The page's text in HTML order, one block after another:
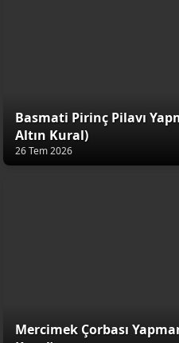
Basmati Pirinç Pilavı
Altın Kural)
26 Tem 2026
Mercimek Çorbası